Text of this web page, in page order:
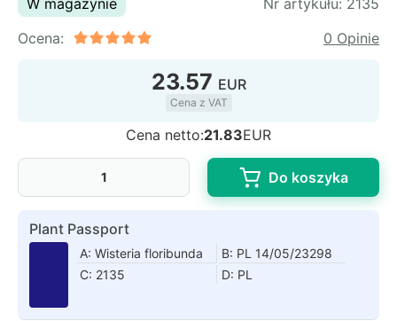
Rudbeckia
Lawenda
Hakonechoa (trawa bambusowa)
Turzyca (carex)
Różanecznik
Pnącza
Glicynia (wisteria)
Bluszcz
W magazynie Nr artykułu: 2135
Ocena:
0 Opinie
23.57 EUR
Cena z VAT
Cena netto:21.83EUR
Do koszyka
Plant Passport
A: Wisteria floribunda
B: PL 14/05/23298
C: 2135
D: PL